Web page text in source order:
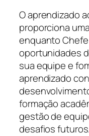
O aprendizado
proporciona
enquanto
oportunidades
sua equipe e
aprendizado
formação
gestão de
desafios futuros.